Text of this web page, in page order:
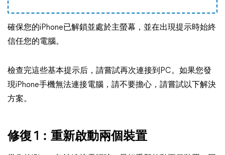
確保您的iPhone已解鎖並處於主螢幕，並在出現提示時始終
信任您的電腦。
檢查完這些基本提示后，請嘗試再次連接到PC。如果您發
現iPhone手機無法連接電腦，請不要擔心，請嘗試以下解決
方案。
修復 1：重新啟動兩個裝置